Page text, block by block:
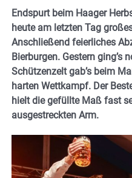
Endspurt beim Haager
heute am letzten Tag
Anschließend feierliches
Bierburgen. Gestern ging’s
Schützenzelt gab’s beim
harten Wettkampf. Der
hielt die gefüllte Maß fast
ausgestreckten Arm.